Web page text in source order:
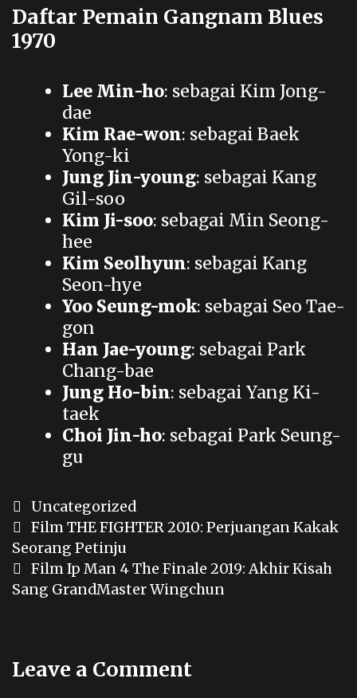
Daftar Pemain Gangnam Blues
1970
Lee Min-ho: sebagai Kim Jong-
dae
Kim Rae-won: sebagai Baek
Yong-ki
Jung Jin-young: sebagai Kang
Gil-soo
Kim Ji-soo: sebagai Min Seong-
hee
Kim Seolhyun: sebagai Kang
Seon-hye
Yoo Seung-mok: sebagai Seo Tae-
gon
Han Jae-young: sebagai Park
Chang-bae
Jung Ho-bin: sebagai Yang Ki-
taek
Choi Jin-ho: sebagai Park Seung-
gu
Categories
Uncategorized
Post
navigation
Film THE FIGHTER 2010: Perjuangan Kakak
Seorang Petinju
Film Ip Man 4 The Finale 2019: Akhir Kisah
Sang GrandMaster Wingchun
Leave a Comment